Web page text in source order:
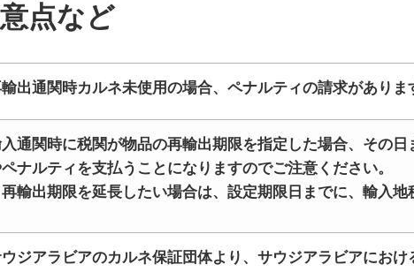
点など
出通関時カルネ未使用の場合、ペナルティの請求がありま
通関時に税関が物品の再輸出期限を指定した場合、その
ナルティを支払うことになりますのでご注意ください。
再輸出期限を延長したい場合は、設定期限日までに、輸入地
ジアラビアのカルネ保証団体より、サウジアラビアにお